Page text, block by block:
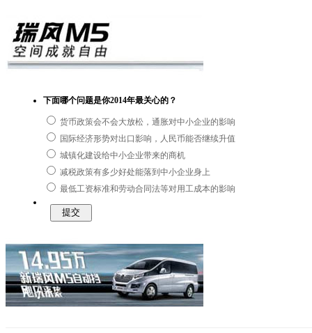
下面哪个问题是你2014年最关心的？
货币政策会不会大放松，通胀对中小企业的影响
国际经济形势对出口影响，人民币能否继续升值
城镇化建设给中小企业带来的商机
减税政策有多少好处能落到中小企业身上
最低工资标准和劳动合同法等对用工成本的影响